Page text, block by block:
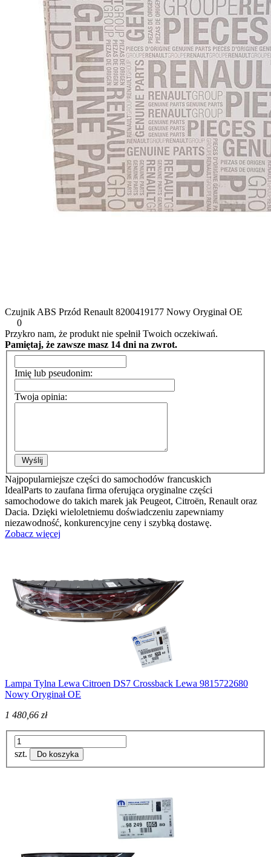
Czujnik ABS Przód Renault 8200419177 Nowy Oryginał OE
0
Przykro nam, że produkt nie spełnił Twoich oczekiwań.
Pamiętaj, że zawsze masz 14 dni na zwrot.
Imię lub pseudonim:
Twoja opinia:
Wyślij
Najpopularniejsze części do samochodów francuskich
IdealParts to zaufana firma oferująca oryginalne części
samochodowe do takich marek jak Peugeot, Citroën, Renault oraz
Dacia. Dzięki wieloletniemu doświadczeniu zapewniamy
niezawodność, konkurencyjne ceny i szybką dostawę.
Zobacz więcej
Lampa Tylna Lewa Citroen DS7 Crossback Lewa 9815722680
Nowy Oryginał OE
1 480,66 zł
szt. Do koszyka